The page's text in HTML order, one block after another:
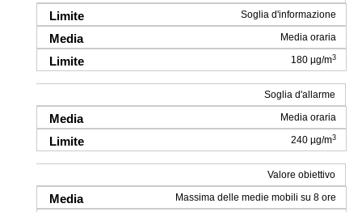
Soglia d'informazione
Media oraria
180 µg/m3
Soglia d'allarme
Media oraria
240 µg/m3
Valore obiettivo
Massima delle medie mobili su 8 ore